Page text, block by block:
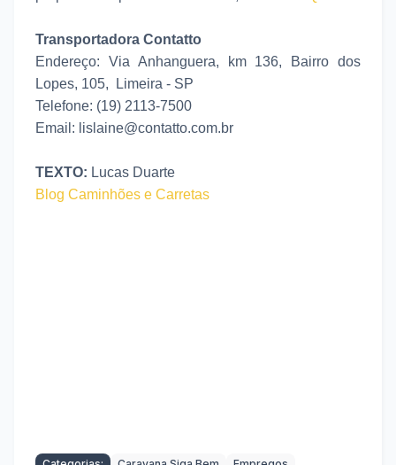
Transportadora Contatto
Endereço: Via Anhanguera, km 136, Bairro dos
Lopes, 105, Limeira - SP
Telefone: (19) 2113-7500
Email: lislaine@contatto.com.br
TEXTO: Lucas Duarte
Blog Caminhões e Carretas